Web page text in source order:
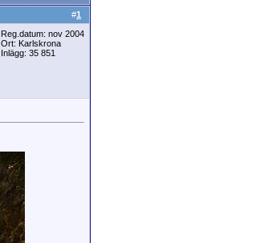
#1
Reg.datum: nov 2004
Ort: Karlskrona
Inlägg: 35 851